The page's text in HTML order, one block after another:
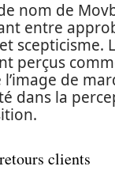
nom de
entre
scepticisme.
perçus
de
dans la
clients